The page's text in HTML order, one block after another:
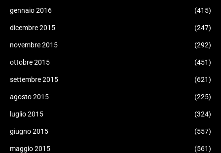
gennaio 2016 (415)
dicembre 2015 (247)
novembre 2015 (292)
ottobre 2015 (451)
settembre 2015 (621)
agosto 2015 (225)
luglio 2015 (324)
giugno 2015 (557)
maggio 2015 (561)